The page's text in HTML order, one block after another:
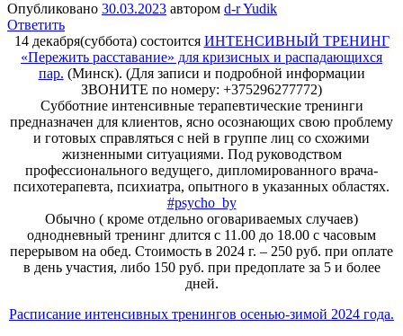
Опубликовано 30.03.2023 автором d-r Yudik
Ответить
14 декабря(суббота) состоится ИНТЕНСИВНЫЙ ТРЕНИНГ
«Пережить расставание» для кризисных и распадающихся
пар. (Минск). (Для записи и подробной информации
ЗВОНИТЕ по номеру: +375296277772)
Субботние интенсивные терапевтические тренинги
предназначен для клиентов, ясно осознающих свою проблему
и готовых справляться с ней в группе лиц со схожими
жизненными ситуациями. Под руководством
профессионального ведущего, дипломированного врача-
психотерапевта, психиатра, опытного в указанных областях.
#psycho_by
Обычно ( кроме отдельно оговариваемых случаев)
однодневный тренинг длится с 11.00 до 18.00 с часовым
перерывом на обед. Стоимость в 2024 г. – 250 руб. при оплате
в день участия, либо 150 руб. при предоплате за 5 и более
дней.
Расписание интенсивных тренингов осенью-зимой 2024 года.